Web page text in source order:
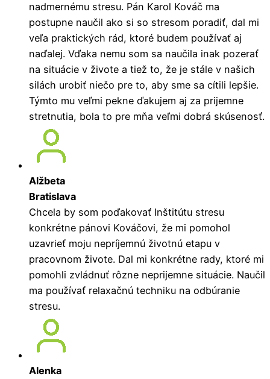
nadmernému stresu. Pán Karol Kováč ma
postupne naučil ako si so stresom poradiť, dal mi
veľa praktických rád, ktoré budem používať aj
naďalej. Vďaka nemu som sa naučila inak pozerať
na situácie v živote a tiež to, že je stále v našich
silách urobiť niečo pre to, aby sme sa cítili lepšie.
Týmto mu veľmi pekne ďakujem aj za prijemne
stretnutia, bola to pre mňa veľmi dobrá skúsenosť.
Alžbeta
Bratislava
Chcela by som poďakovať Inštitútu stresu
konkrétne pánovi Kováčovi, že mi pomohol
uzavrieť moju nepríjemnú životnú etapu v
pracovnom živote. Dal mi konkrétne rady, ktoré mi
pomohli zvládnuť rôzne neprijemne situácie. Naučil
ma používať relaxačnú techniku na odbúranie
stresu.
Alenka